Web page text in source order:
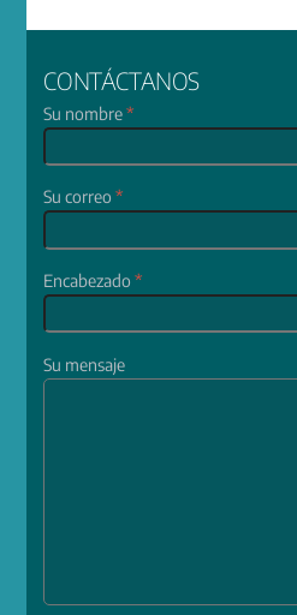
CONTÁCTANOS
Su nombre*
Su correo*
Encabezado*
Su mensaje